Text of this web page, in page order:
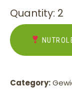
Quantity: 2
Category: